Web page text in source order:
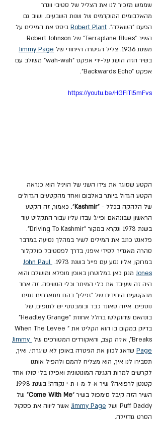
שממש מזכיר לנו את הצליל של סטיבי וונדר
מהאלבומים המוקדמים של שנות השבעים. ושוב גם
הפעם "השאלה". Robert Plant ביסס את המילים על
משנת 1936. צליל הגיטרה הייחודי של
Jimmy Page
בשיר הזה הושג על-ידי אפקט "wah-wah" משולב עם
אפקט "Backwards Echo".
https://youtu.be/HGFITl5mFvs
הקטע שסוגר את צידו השני של הויניל הוא כנראה
הקטע הגדול ביותר באלבום ואחד מהקטעים הגדולים
של הלהקה בכלל - "Kashmir". כאמור, זה הקטע
הראשון שבונהאם ופייג' עבדו עליו עבור התקליט עוד
בשנת 1973 ונקרא במקור "Driving To Kashmir".
פלאנט כתב את המילים לשיר במהלך נסיעה במדבר
סהרה מאגדיר לסידי איפני, בדרך לפסטיבל פולקלור
במרוקו, אליו נסע עם פייג' בשנת 1973.
John Paul
Jones מנגן כאן במלוטרון באופן מופלא ומושלם והוא
היה זה שעיבד את כלי המיתר וכלי הנשיפה. זה אחד
מהקטעים היחידים של "זפלין" בהם מתארחים נגנים
נוספים. איזה סאונד כבד ובומבסטי יש לתופים, של
בונהאם שהוקלטו בחלל אחוזת "Headley Grange"
בדיוק במקום בו הוא הקליט את "When The Levee
Breaks", איזה קצב, והאקורדים המטורפים של
Jimmy
Page שדאג לכוון את הגיטרה באופן לא שיגרתי. ואיך,
תסבירו לנו איך, הוא מצליח להמם ולהפיל אותנו
לקרשים למרות הנגינה המונוטונית ואפילו בלי סולו אחד
השיר הזה קיבל סימפול בשיר "Come With Me" של
Puff Daddy ושל
Jimmy Page אשר ליווה את פסקול
הסרט גודזילה.